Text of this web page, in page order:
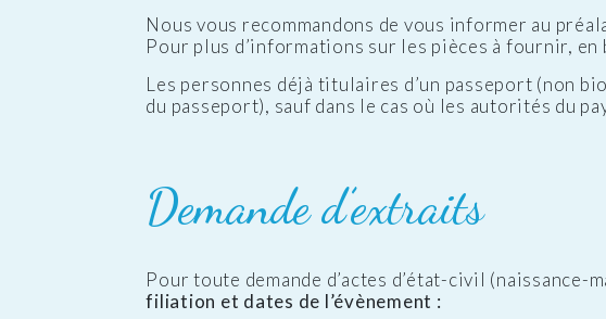
Nous vous recommandons de vous informer au
Pour plus d’informations sur les pièces à fournir, en
Les personnes déjà titulaires d’un passeport (non
du passeport), sauf dans le cas où les autorités du
Demande d’extraits
Pour toute demande d’actes d’état-civil (naissance-
filiation et dates de l’évènement :